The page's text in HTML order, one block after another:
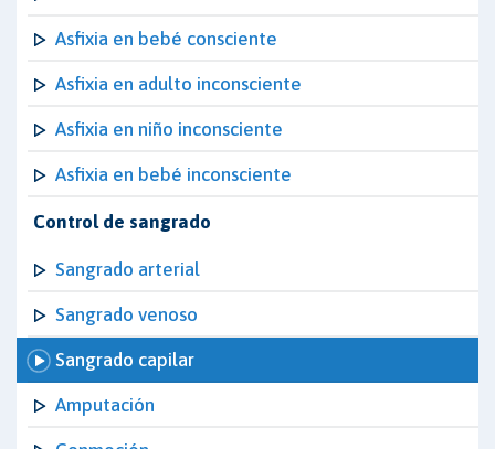
Asfixia en bebé consciente
Asfixia en adulto inconsciente
Asfixia en niño inconsciente
Asfixia en bebé inconsciente
Control de sangrado
Sangrado arterial
Sangrado venoso
Sangrado capilar
Amputación